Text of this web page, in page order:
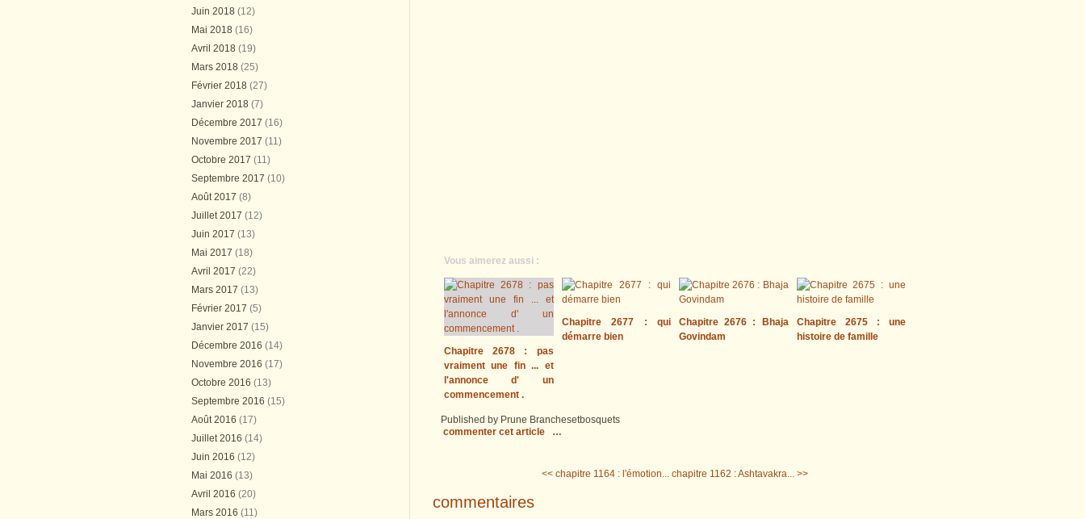
Juin 2018 (12)
Mai 2018 (16)
Avril 2018 (19)
Mars 2018 (25)
Février 2018 (27)
Janvier 2018 (7)
Décembre 2017 (16)
Novembre 2017 (11)
Octobre 2017 (11)
Septembre 2017 (10)
Août 2017 (8)
Juillet 2017 (12)
Juin 2017 (13)
Mai 2017 (18)
Avril 2017 (22)
Mars 2017 (13)
Février 2017 (5)
Janvier 2017 (15)
Décembre 2016 (14)
Novembre 2016 (17)
Octobre 2016 (13)
Septembre 2016 (15)
Août 2016 (17)
Juillet 2016 (14)
Juin 2016 (12)
Mai 2016 (13)
Avril 2016 (20)
Mars 2016 (11)
Vous aimerez aussi :
Chapitre 2678 : pas
vraiment une fin ... et
l'annonce d' un
commencement .
Chapitre 2677 : qui
démarre bien
Chapitre 2676 : Bhaja
Govindam
Chapitre 2675 : une
histoire de famille
Published by Prune Branchesetbosquets
commenter cet article
…
<< chapitre 1164 : l'émotion... chapitre 1162 : Ashtavakra... >>
commentaires